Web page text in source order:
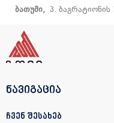
ბათუმი, პ.
ნავიგაცია
ჩვენ შესახებ